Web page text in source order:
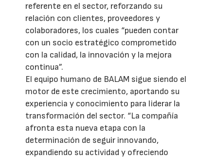
referente en el sector, reforzando su
relación con clientes, proveedores y
colaboradores, los cuales “pueden contar
con un socio estratégico comprometido
con la calidad, la innovación y la mejora
continua”.
El equipo humano de BALAM sigue siendo el
motor de este crecimiento, aportando su
experiencia y conocimiento para liderar la
transformación del sector. “La compañía
afronta esta nueva etapa con la
determinación de seguir innovando,
expandiendo su actividad y ofreciendo